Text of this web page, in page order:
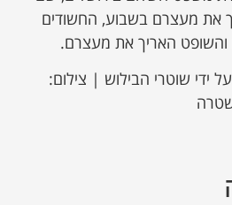
את מעצרם בשבוע, החשודים
האריך את מעצרם.
ידי שוטרי הבילוש | צילום: